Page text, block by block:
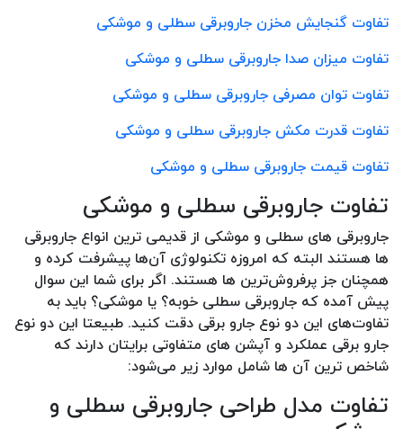
تفاوت گنجایش مخزن جاروبرقی سطلی و موشکی
تفاوت میزان صدا جاروبرقی سطلی و موشکی
تفاوت توان مصرفی جاروبرقی سطلی و موشکی
تفاوت قدرت مکش جاروبرقی سطلی و موشکی
تفاوت قیمت جاروبرقی سطلی و موشکی
تفاوت جاروبرقی سطلی و موشکی
جاروبرقی های سطلی و موشکی از قدیمی ترین انواع جاروبرقی
ها هستند البته که امروزه تکنولوژی آن‌ها پیشرفت کرده و
همچنان جز پرفروش‌ترین ها هستند. اگر برای شما این سوال
پیش آمده که جاروبرقی سطلی خوبه؟ یا موشکی؟ باید به
تفاوت‌های این دو نوع جارو برقی دقت کنید. طبیعتا این دو نوع
جارو برقی عملکرد و آپشن های متفاوتی برایتان دارند که
شاخص ترین آن ها شامل موارد زیر می‌شود:
تفاوت مدل طراحی جاروبرقی سطلی و